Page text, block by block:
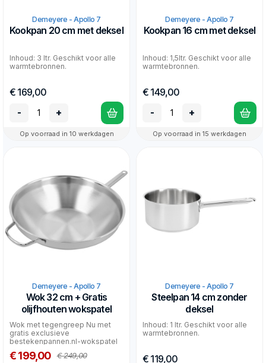
Demeyere - Apollo 7
Kookpan 20 cm met deksel
Inhoud: 3 ltr. Geschikt voor alle
warmtebronnen.
€ 169,00
-
+
Op voorraad in 10 werkdagen
Demeyere - Apollo 7
Kookpan 16 cm met deksel
Inhoud: 1,5ltr. Geschikt voor alle
warmtebronnen.
€ 149,00
-
+
Op voorraad in 15 werkdagen
Demeyere - Apollo 7
Wok 32 cm + Gratis
olijfhouten wokspatel
Wok met tegengreep Nu met
gratis exclusieve
bestekenpannen.nl-wokspatel
€ 199,00 € 249,00
Demeyere - Apollo 7
Steelpan 14 cm zonder
deksel
Inhoud: 1 ltr. Geschikt voor alle
warmtebronnen.
€ 119,00